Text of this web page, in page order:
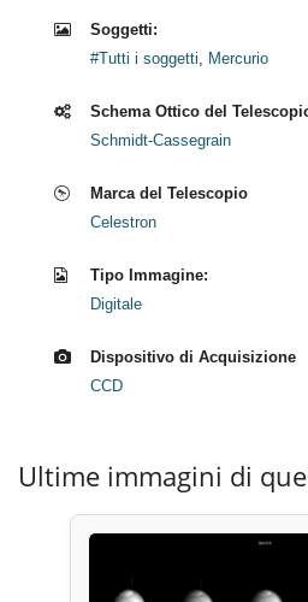
Soggetti:
#Tutti i soggetti, Mercurio
Schema Ottico del
Schmidt-Cassegrain
Marca del Telescopio
Celestron
Tipo Immagine:
Digitale
Dispositivo di Acquisizione
CCD
Ultime immagini di